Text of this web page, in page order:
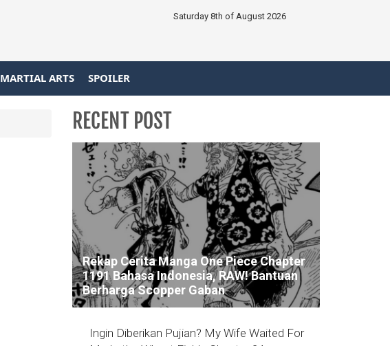
Saturday 8th of August 2026
MARTIAL ARTS SPOILER
RECENT POST
Rekap Cerita Manga One Piece Chapter
1191 Bahasa Indonesia, RAW! Bantuan
Berharga Scopper Gaban
Ingin Diberikan Pujian? My Wife Waited For